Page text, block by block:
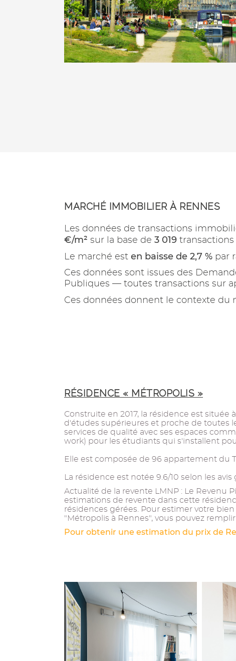
MARCHÉ IMMOBILIER À RENNES
Les données de transactions
€/m² sur la base de 3 019 transactions
Le marché est en baisse de 2,7 % par
Ces données sont issues des
Publiques — toutes transactions sur
Ces données donnent le contexte
RÉSIDENCE « MÉTROPOLIS »
Construite en 2017, la résidence est située
d'études supérieures et proche de toutes
services de qualité avec ses espaces
work) pour les étudiants qui s'installent
Elle est composée de 96 appartement du
La résidence est notée 9.6/10 selon les avis
Actualité de la revente LMNP : Le Revenu
estimations de revente dans cette
résidences gérées. Pour estimer votre
"Métropolis à Rennes", vous pouvez
Pour obtenir une estimation du prix de